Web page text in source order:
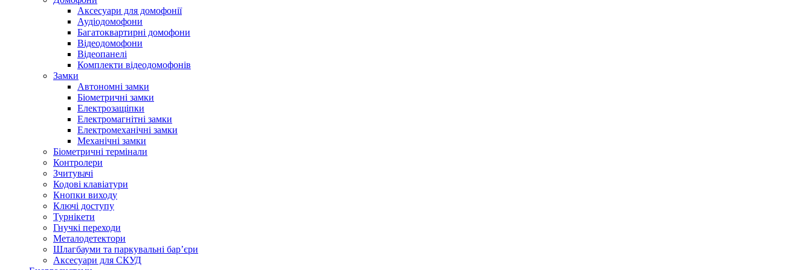
Аксесуари для домофонії
Аудіодомофони
Багатоквартирні домофони
Відеодомофони
Відеопанелі
Комплекти відеодомофонів
Замки
Автономні замки
Біометричні замки
Електрозащіпки
Електромагнітні замки
Електромеханічні замки
Механічні замки
Біометричні термінали
Контролери
Зчитувачі
Кодові клавіатури
Кнопки виходу
Ключі доступу
Турнікети
Гнучкі переходи
Металодетектори
Шлагбауми та паркувальні бар’єри
Аксесуари для СКУД